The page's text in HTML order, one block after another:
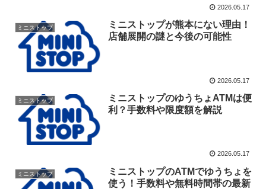
2026.05.17
ミニストップ
ミニストップが熊本にない理由！
店舗展開の謎と今後の可能性
2026.05.17
ミニストップ
ミニストップのゆうちょATMは便
利？手数料や限度額を解説
2026.05.17
ミニストップ
ミニストップのATMでゆうちょを
使う！手数料や無料時間帯の最新